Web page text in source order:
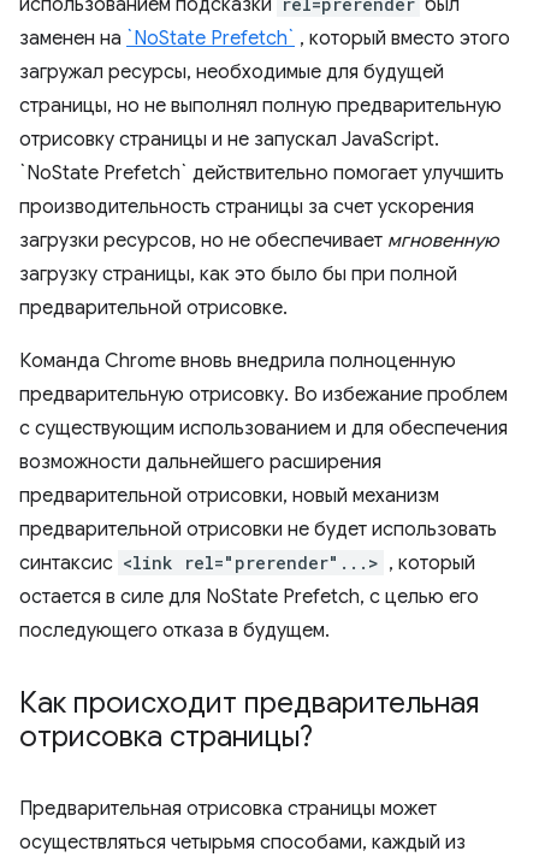
использованием подсказки
был
заменен на `NoState Prefetch` , который вместо этого
загружал ресурсы, необходимые для будущей
страницы, но не выполнял полную предварительную
отрисовку страницы и не запускал JavaScript.
`NoState Prefetch` действительно помогает улучшить
производительность страницы за счет ускорения
загрузки ресурсов, но не обеспечивает мгновенную
загрузку страницы, как это было бы при полной
предварительной отрисовке.
Команда Chrome вновь внедрила полноценную
предварительную отрисовку. Во избежание проблем
с существующим использованием и для обеспечения
возможности дальнейшего расширения
предварительной отрисовки, новый механизм
предварительной отрисовки не будет использовать
синтаксис <link rel="prerender"...> , который
остается в силе для NoState Prefetch, с целью его
последующего отказа в будущем.
Как происходит предварительная
отрисовка страницы?
Предварительная отрисовка страницы может
осуществляться четырьмя способами, каждый из